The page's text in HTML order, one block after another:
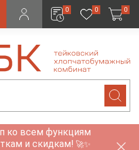
0 0 0
ко всем функциям
и скидкам! 🚀✨